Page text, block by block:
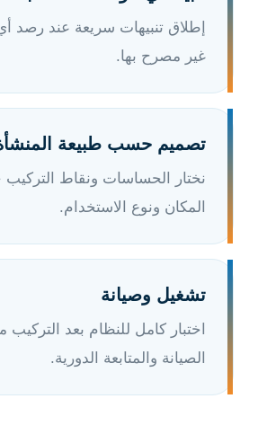
إطلاق تنبيهات سريعة عند رصد
غير مصرح بها.
تصميم حسب طبيعة
نختار الحساسات ونقاط
المكان ونوع الاستخدام.
تشغيل وصيانة
اختبار كامل للنظام بعد التركيب
الصيانة والمتابعة الدورية.